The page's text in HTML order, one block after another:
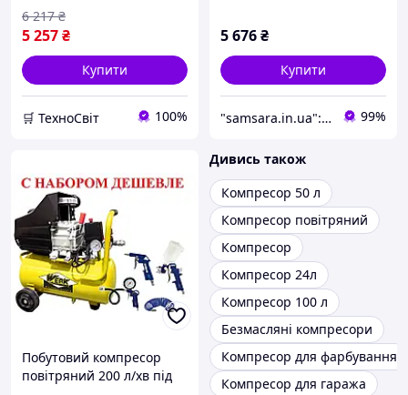
5 257₴
6 217 ₴
Купити
🛒 ТехноСвіт 100%
5 676₴
Купити
"samsara.in.ua": Інтернет-магазин інструментів, садової та побутової техніки 99%
Побутовий компресор
повітряний 200 л/хв під
Дивись також
Компресор 50 л
Компресор повітряний
Компресор
Компресор 24л
Компресор 100 л
Безмасляні компресори
Компресор для фарбування
Компресор для гаража